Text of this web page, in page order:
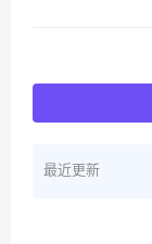
最近更新